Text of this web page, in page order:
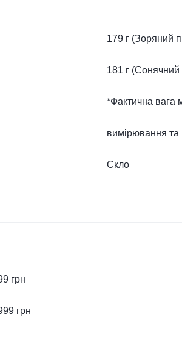
179 г (Зоряний
181 г (Сонячний
*Фактична вага
вимірювання та
Скло
грн
грн